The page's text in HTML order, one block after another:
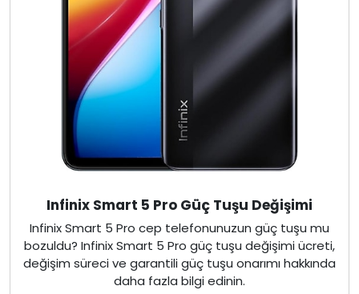
Infinix Smart 5 Pro Güç Tuşu Değişimi
Infinix Smart 5 Pro cep telefonunuzun güç tuşu mu
bozuldu? Infinix Smart 5 Pro güç tuşu değişimi ücreti,
değişim süreci ve garantili güç tuşu onarımı hakkında
daha fazla bilgi edinin.